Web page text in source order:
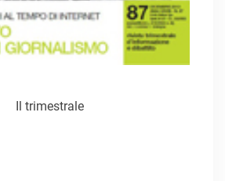
Il trimestrale